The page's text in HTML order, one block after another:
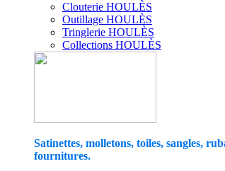
Clouterie HOULÈS
Outillage HOULÈS
Tringlerie HOULÈS
Collections HOULÈS
Satinettes, molletons, toiles, sangles,
fournitures.